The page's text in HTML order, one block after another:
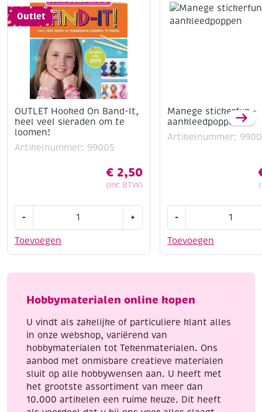
Outlet
OUTLET Hooked On Band-It,
heel veel sieraden om te
loomen!
Artikelnummer: 99005
€ 2,50
(Inc BTW)
Toevoegen
-
On
heel
sieraden
loomen!
aantal
+
Manege stickerfun –
aankleedpoppen
Artikelnummer:
Toevoegen
-
-
Hobbymaterialen online kopen
U vindt als zakelijke of particuliere klant alles
in onze webshop, variërend van
hobbymaterialen tot Tekenmaterialen. Ons
aanbod met onmisbare creatieve materialen
sluit op alle hobbywensen aan. U heeft met
het grootste assortiment van meer dan
10.000 artikelen een ruime keuze. Dit heeft